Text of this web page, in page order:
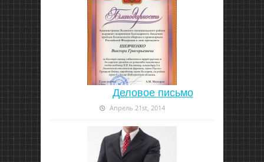
Деловое письмо
Апрель 21st, 2014